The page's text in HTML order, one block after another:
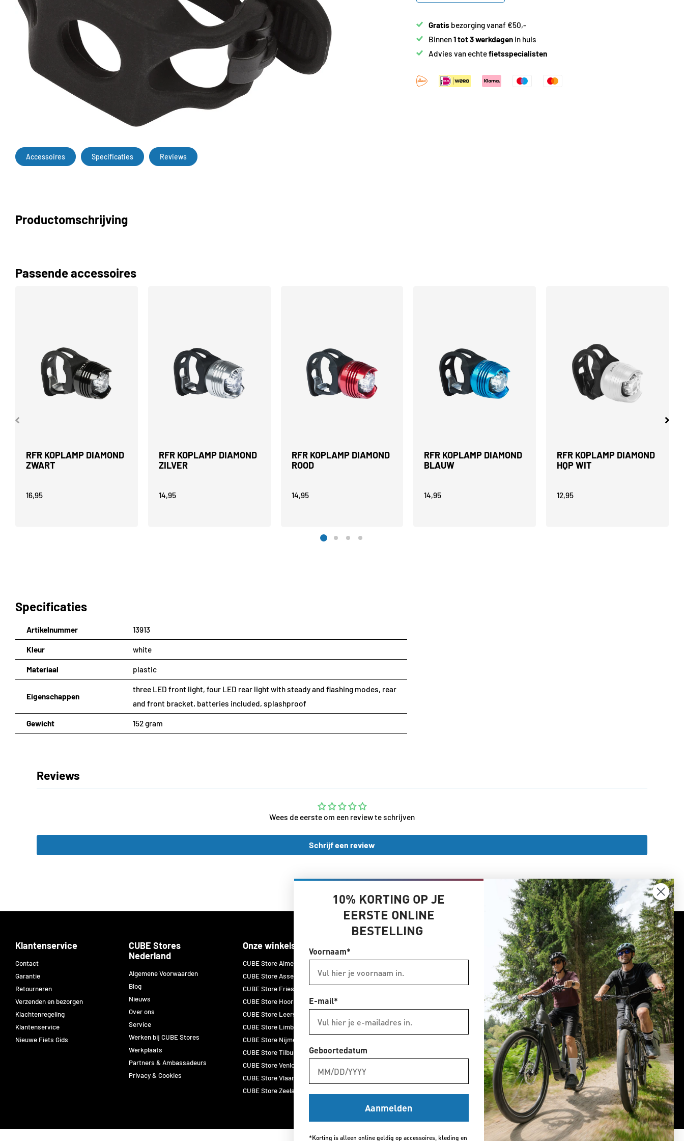
Gratisbezorging vanaf €50,-
Binnen1 tot 3 werkdagenin huis
Advies van echtefietsspecialisten
Accessoires Specificaties Reviews
Productomschrijving
Passende accessoires
RFR KOPLAMP DIAMOND
ZWART
16,95
RFR KOPLAMP DIAMOND
ZILVER
14,95
RFR KOPLAMP DIAMOND
ROOD
14,95
RFR KOPLAMP DIAMOND
BLAUW
14,95
RFR KOPLAMP DIAMOND
HQP WIT
12,95
Specificaties
Artikelnummer 13913
Kleur white
Materiaal plastic
Eigenschappen
three LED front light, four LED rear light with steady and flashing modes, rear
and front bracket, batteries included, splashproof
Gewicht 152 gram
Reviews
Wees de eerste om een review te schrijven
Schrijf een review
Klantenservice
Contact
Garantie
Retourneren
Verzenden en bezorgen
Klachtenregeling
Klantenservice
Nieuwe Fiets Gids
CUBE Stores
Nederland
Algemene Voorwaarden
Blog
Nieuws
Over ons
Service
Werken bij CUBE Stores
Werkplaats
Partners & Ambassadeurs
Privacy & Cookies
Onze winkels
CUBE Store Almelo
CUBE Store Assen
CUBE Store Friesland
CUBE Store Hoorn
CUBE Store Leersum
CUBE Store Limburg
CUBE Store Nijmegen
CUBE Store Tilburg
CUBE Store Venlo
CUBE Store Vlaardingen
CUBE Store Zeeland
CUBE fietsen
ACID
Newmen
Volg ons op social media
Instagram Pinterest YouTube facebook TikTok
10% KORTING OP JE
EERSTE ONLINE
BESTELLING
Voornaam*
E-mail*
Geboortedatum
Aanmelden
*Korting is alleen online geldig op accessoires, kleding en